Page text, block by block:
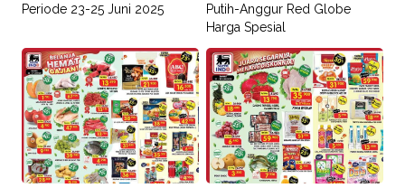
Periode 23-25 Juni 2025
Putih-Anggur Red Globe
Harga Spesial